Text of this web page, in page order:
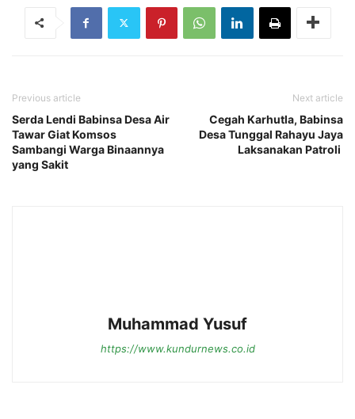
Previous article
Serda Lendi Babinsa Desa Air
Tawar Giat Komsos
Sambangi Warga Binaannya
yang Sakit
Next article
Cegah Karhutla, Babinsa
Desa Tunggal Rahayu Jaya
Laksanakan Patroli
Muhammad Yusuf
https://www.kundurnews.co.id